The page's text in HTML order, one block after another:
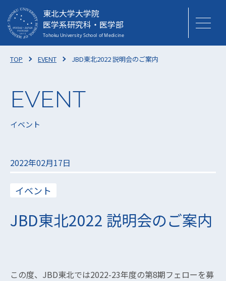
東北大学大学院
医学系研究科・医学部
TOP EVENT JBD東北2022 説明会のご案内
イベント
2022年02月17日
イベント
JBD東北2022 説明会のご案内
この度、JBD東北では2022-23年度の第8期フェローを募